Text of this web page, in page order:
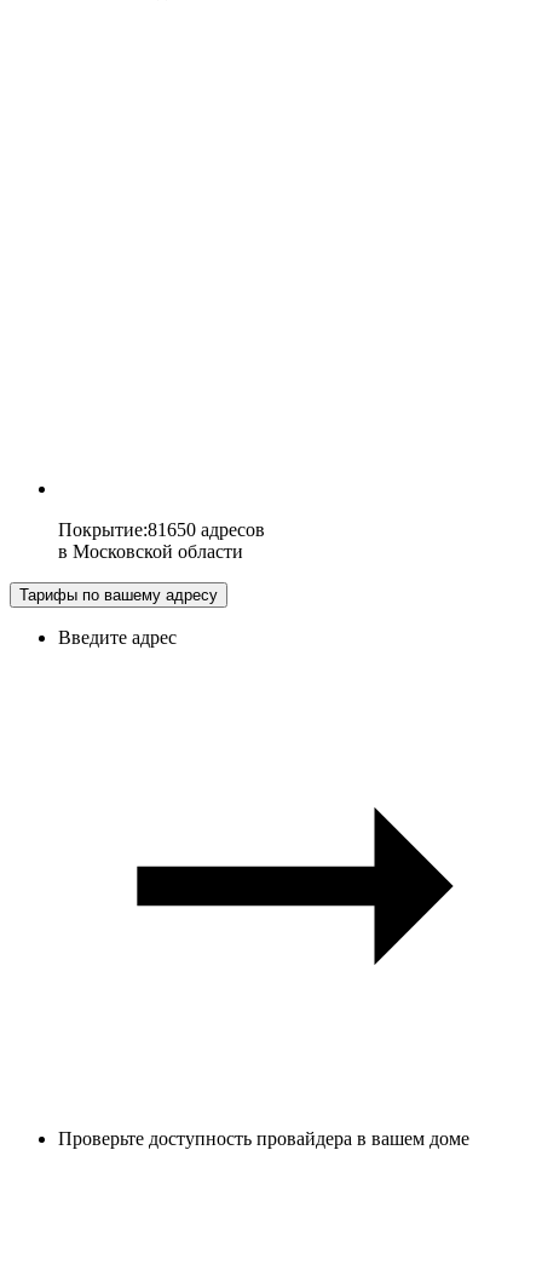
Покрытие:81650 адресов
в Московской области
Тарифы по вашему адресу
Введите адрес
Проверьте доступность провайдера в вашем доме